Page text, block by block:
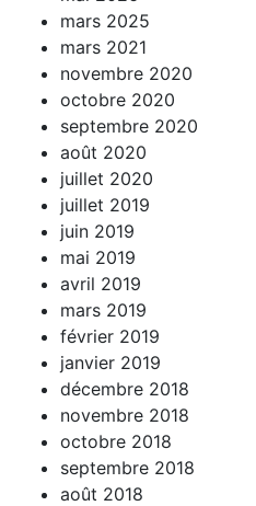
mars 2025
mars 2021
novembre 2020
octobre 2020
septembre 2020
août 2020
juillet 2020
juillet 2019
juin 2019
mai 2019
avril 2019
mars 2019
février 2019
janvier 2019
décembre 2018
novembre 2018
octobre 2018
septembre 2018
août 2018